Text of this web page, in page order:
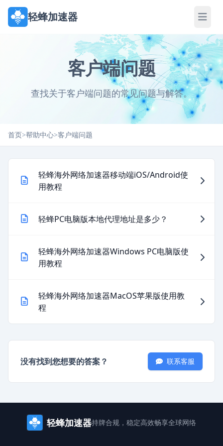
轻蜂加速器
客户端问题
查找关于客户端问题的常见问题与解答。
首页>帮助中心>客户端问题
轻蜂海外网络加速器移动端iOS/Android使
用教程
轻蜂PC电脑版本地代理地址是多少？
轻蜂海外网络加速器Windows PC电脑版使
用教程
轻蜂海外网络加速器MacOS苹果版使用教
程
没有找到您想要的答案？ 联系客服
轻蜂加速器持牌合规，稳定高效畅享全球网络